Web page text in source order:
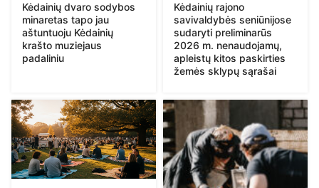
Kėdainių dvaro sodybos
minaretas tapo jau
aštuntuoju Kėdainių
krašto muziejaus
padaliniu
Kėdainių rajono
savivaldybės seniūnijose
sudaryti preliminarūs
2026 m. nenaudojamų,
apleistų kitos paskirties
žemės sklypų sąrašai